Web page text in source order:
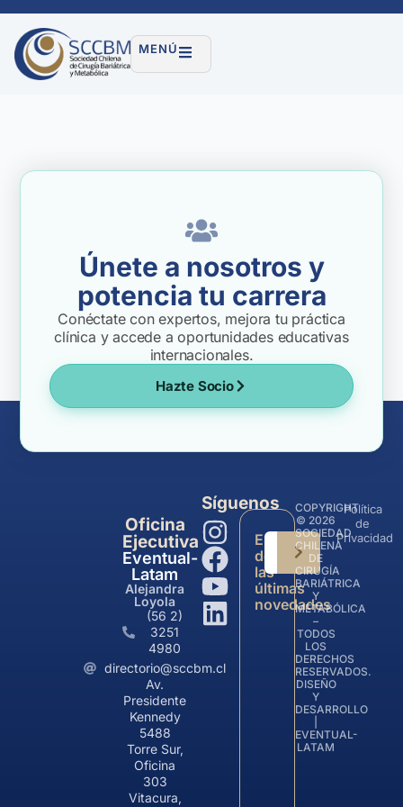
MENÚ
Únete a nosotros y
potencia tu carrera
Conéctate con expertos, mejora tu práctica
clínica y accede a oportunidades educativas
internacionales.
Hazte Socio
Oficina
Ejecutiva
Eventual-
Latam
Alejandra
Loyola
(56 2)
3251
4980
directorio@sccbm.cl
Av.
Presidente
Kennedy
5488
Torre Sur,
Oficina
303
Vitacura,
Síguenos
Entérate
de
las
últimas
novedades
COPYRIGHT
© 2026
SOCIEDAD
CHILENA
DE
CIRUGÍA
BARIÁTRICA
Y
METABÓLICA
–
TODOS
LOS
DERECHOS
RESERVADOS.
DISEÑO
Y
DESARROLLO
EVENTUAL-
LATAM
Política
de
Privacidad